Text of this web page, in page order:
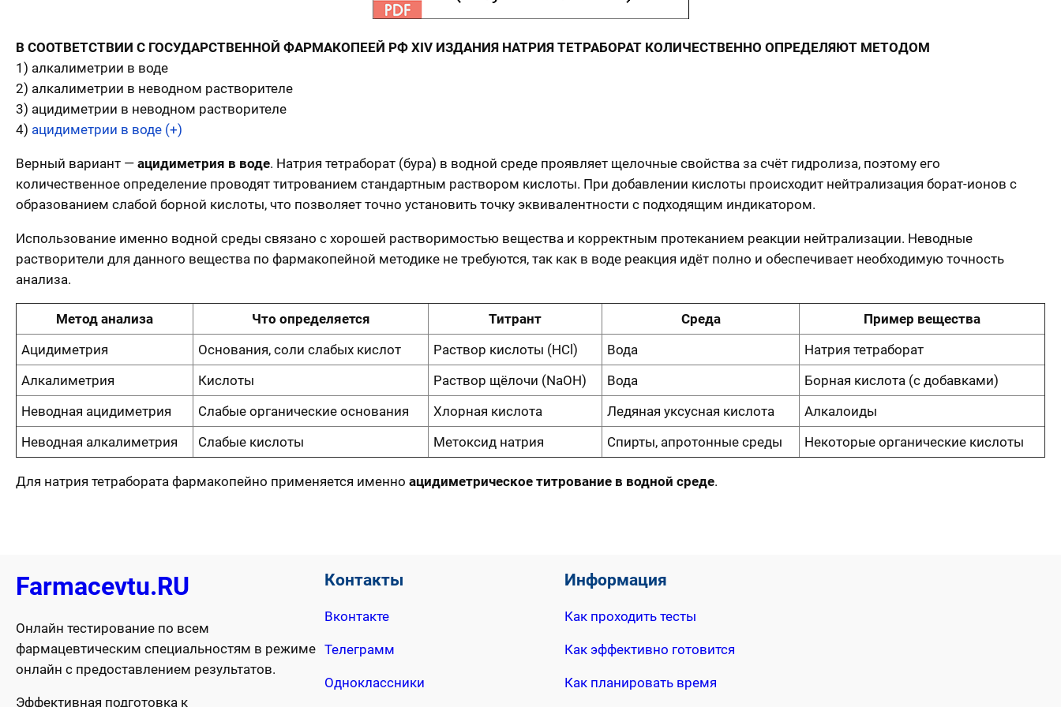
В СООТВЕТСТВИИ С ГОСУДАРСТВЕННОЙ ФАРМАКОПЕЕЙ РФ XIV ИЗДАНИЯ НАТРИЯ ТЕТРАБОРАТ КОЛИЧЕСТВЕННО ОПРЕДЕЛЯЮТ МЕТОДОМ
1) алкалиметрии в воде
2) алкалиметрии в неводном растворителе
3) ацидиметрии в неводном растворителе
4) ацидиметрии в воде (+)
Верный вариант — ацидиметрия в воде. Натрия тетраборат (бура) в водной среде проявляет щелочные свойства за счёт гидролиза, поэтому его
количественное определение проводят титрованием стандартным раствором кислоты. При добавлении кислоты происходит нейтрализация борат-ионов с
образованием слабой борной кислоты, что позволяет точно установить точку эквивалентности с подходящим индикатором.
Использование именно водной среды связано с хорошей растворимостью вещества и корректным протеканием реакции нейтрализации. Неводные
растворители для данного вещества по фармакопейной методике не требуются, так как в воде реакция идёт полно и обеспечивает необходимую точность
анализа.
Метод анализа Что определяется Титрант Среда
Пример вещества
Ацидиметрия
Основания, соли слабых кислот Раствор кислоты (HCl) Вода
Натрия тетраборат
Алкалиметрия
Кислоты Раствор щёлочи (NaOH) Вода
Борная кислота (с добавками)
Неводная ацидиметрия
Слабые органические основания Хлорная кислота Ледяная уксусная кислота
Алкалоиды
Неводная алкалиметрия
Слабые кислоты Метоксид натрия Спирты, апротонные среды Некоторые органические кислоты
Для натрия тетрабората фармакопейно применяется именно ацидиметрическое титрование в водной среде.
Farmacevtu.RU
Онлайн тестирование по всем
фармацевтическим специальностям в режиме
онлайн с предоставлением результатов.
Эффективная подготовка к
Контакты
Вконтакте
Телеграмм
Одноклассники
Информация
Как проходить тесты
Как эффективно готовится
Как планировать время